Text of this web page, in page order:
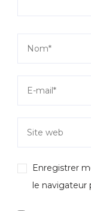
Enregistrer
le navigateur